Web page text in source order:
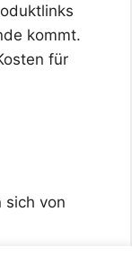
kommt.
für
sich von